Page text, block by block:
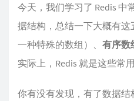
今天，我们学习了 Redis 中
据结构，总结一下大概有这
一种特殊的数组）、 有序数
实际上，Redis 就是这些常
你有没有发现，有了数据